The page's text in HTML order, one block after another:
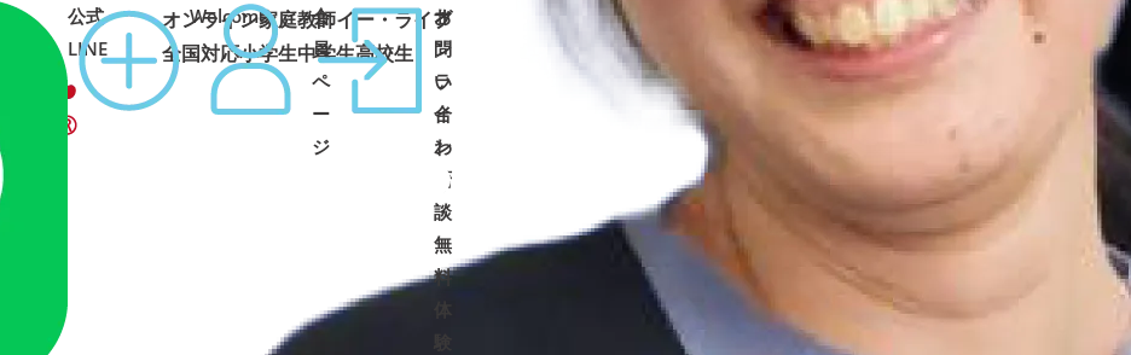
オンライン家庭教師イー・ライブ
全国対応小学生中学生高校生
公式
LINE
Welcome
会
員
ペ
ー
ジ
オ
ン
ラ
イ
ン
面
談
お
問
い
合
わ
せ
・
無
料
➜